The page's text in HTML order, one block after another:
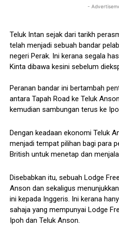
-
Teluk Intan sejak dari tarikh
telah menjadi sebuah bandar
negeri Perak. Ini kerana segala
Kinta dibawa kesini sebelum
Peranan bandar ini bertambah
antara Tapah Road ke Teluk
kemudian sambungan terus ke
Dengan keadaan ekonomi Teluk
menjadi tempat pilihan bagi para
British untuk menetap dan
Disebabkan itu, sebuah Lodge
Anson dan sekaligus
ini kepada Inggeris. Ini kerana
sahaja yang mempunyai Lodge
Ipoh dan Teluk Anson.